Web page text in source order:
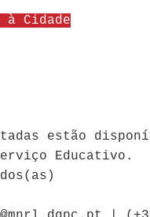
Cidade
estão
Educativo.